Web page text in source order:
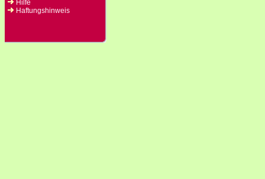
Hilfe
Haftungshinweis